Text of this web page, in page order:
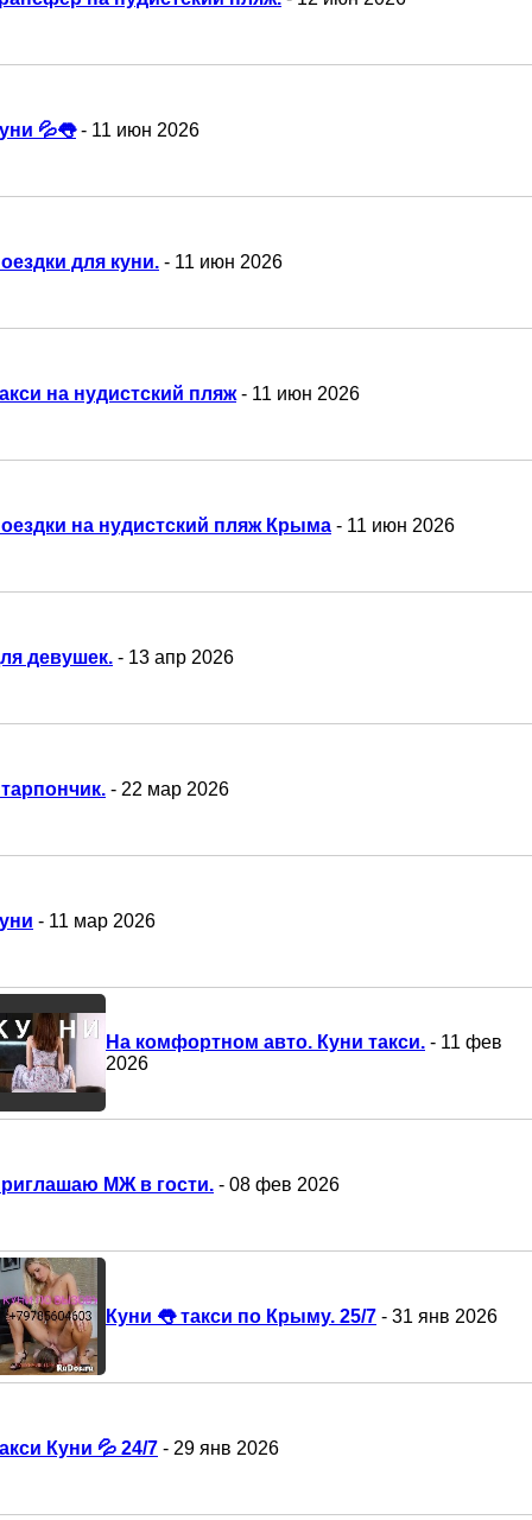
💦👅- 11 июн 2026
для куни. - 11 июн 2026
на нудистский пляж- 11 июн 2026
на нудистский пляж Крыма - 11 июн 2026
девушек. - 13 апр 2026
- 22 мар 2026
- 11 мар 2026
На комфортном авто. Куни такси. - 11 фев
2026
МЖ в гости. - 08 фев 2026
Куни 👅 такси по Крыму. 25/7 - 31 янв 2026
Куни 💦 24/7 - 29 янв 2026